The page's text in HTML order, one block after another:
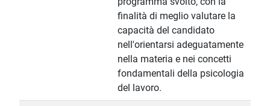
finalità di meglio valutare la
capacità del candidato
nell'orientarsi adeguatamente
nella materia e nei concetti
fondamentali della psicologia
del lavoro.